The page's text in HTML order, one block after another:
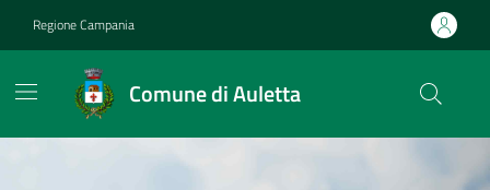
Regione Campania
Comune di Auletta